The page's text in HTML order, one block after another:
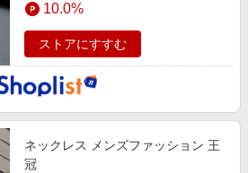
10.0%
ストアにすすむ
ネックレス メンズファッション 王
冠